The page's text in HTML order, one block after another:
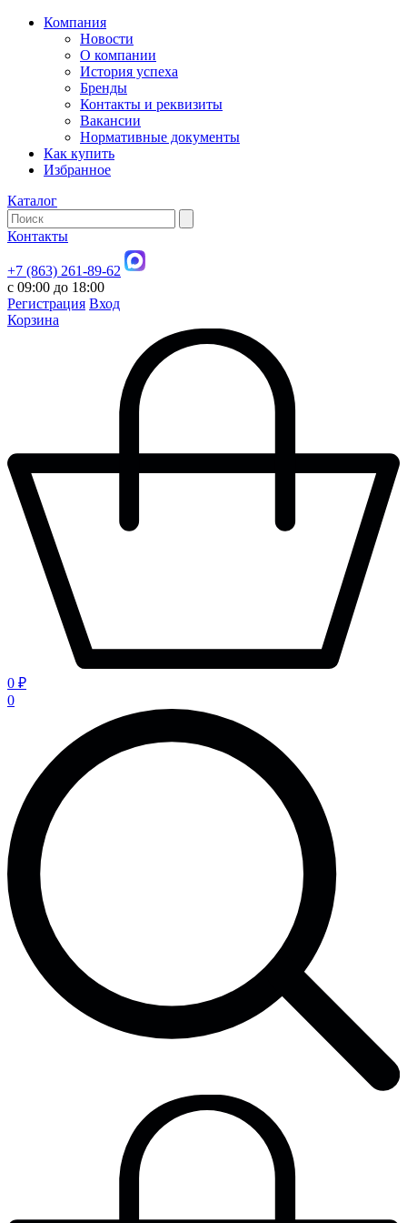
Компания
Новости
О компании
История успеха
Бренды
Контакты и реквизиты
Вакансии
Нормативные документы
Как купить
Избранное
Каталог
Контакты
+7 (863) 261-89-62
с 09:00 до 18:00
Регистрация Вход
Корзина
0 ₽
0